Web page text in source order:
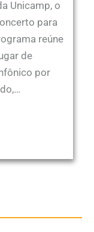
Unicamp, o
para
reúne
de
por